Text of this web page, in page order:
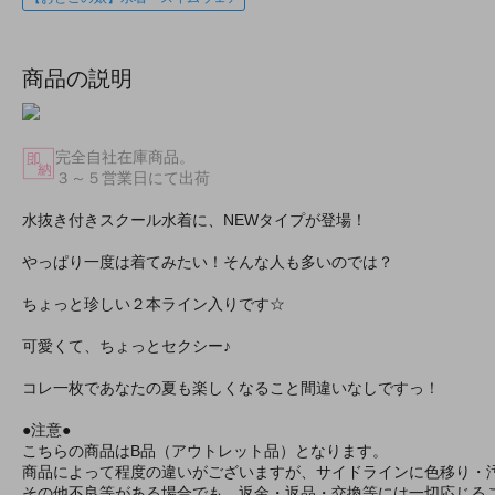
商品の説明
完全自社在庫商品。
３～５営業日にて出荷
水抜き付きスクール水着に、NEWタイプが登場！
やっぱり一度は着てみたい！そんな人も多いのでは？
ちょっと珍しい２本ライン入りです☆
可愛くて、ちょっとセクシー♪
コレ一枚であなたの夏も楽しくなること間違いなしですっ！
●注意●
こちらの商品はB品（アウトレット品）となります。
商品によって程度の違いがございますが、サイドラインに色移り・